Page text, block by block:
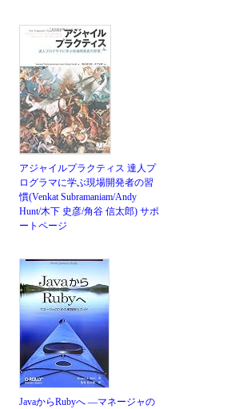
アジャイルプラクティス 達人プ
ログラマに学ぶ現場開発者の習
慣(Venkat Subramaniam/Andy
Hunt/木下 史彦/角谷 信太郎) サポ
ートページ
JavaからRubyへ ―マネージャの